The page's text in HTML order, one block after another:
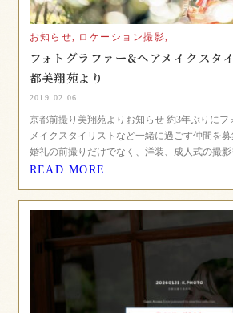
お知らせ, ロケーション撮影,
フォトグラファー&ヘアメイクスタ
都美翔苑より
2019.02.06
京都前撮り美翔苑よりお知らせ 約3年ぶりにフ
メイクスタイリストなど一緒に過ごす仲間を
婚礼の前撮りだけでなく、洋装、成人式の撮
READ MORE